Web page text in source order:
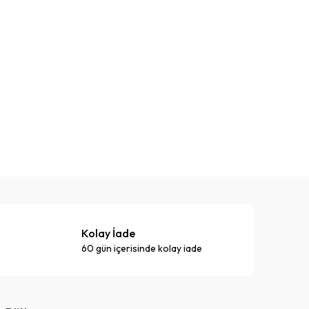
Kolay İade
60 gün içerisinde kolay iade